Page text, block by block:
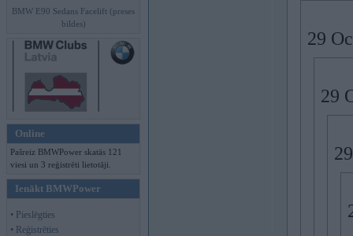
BMW E90 Sedans Facelift (preses
bildes)
Online
Pašreiz BMWPower skatās 121
viesi un 3 reģistrēti lietotāji.
Ienākt BMWPower
• Pieslēgties
• Reģistrēties
29
29